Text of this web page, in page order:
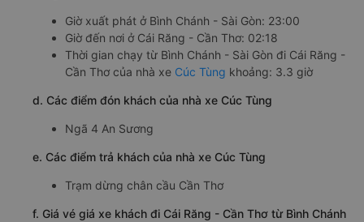
Giờ xuất phát ở Bình Chánh - Sài Gòn: 23:00
Giờ đến nơi ở Cái Răng - Cần Thơ: 02:18
Thời gian chạy từ Bình Chánh - Sài Gòn đi Cái Răng -
Cần Thơ của nhà xe Cúc Tùng khoảng: 3.3 giờ
d. Các điểm đón khách của nhà xe Cúc Tùng
Ngã 4 An Sương
e. Các điểm trả khách của nhà xe Cúc Tùng
Trạm dừng chân cầu Cần Thơ
f. Giá vé giá xe khách đi Cái Răng - Cần Thơ từ Bình Chánh